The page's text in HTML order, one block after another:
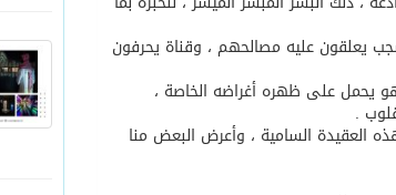
يعلقون عليه مصالحهم ، وقناة يحرفون
يحمل على ظهره أغراضه الخاصة ،
.
العقيدة السامية ، وأعرض البعض منا